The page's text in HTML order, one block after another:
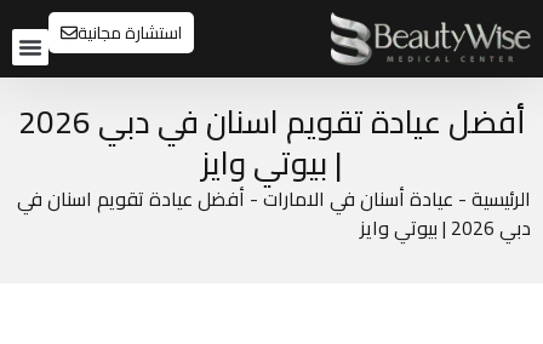
استشارة مجانية
أفضل عيادة تقويم اسنان في دبي 2026
| بيوتي وايز
الرئيسية- عيادة أسنان في الامارات- أفضل عيادة تقويم اسنان في
دبي 2026 | بيوتي وايز